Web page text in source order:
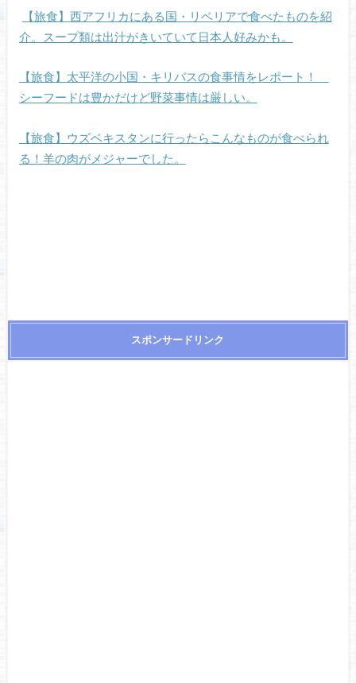
【旅食】西アフリカにある国・リベリアで食べたものを紹
介。スープ類は出汁がきいていて日本人好みかも。
【旅食】太平洋の小国・キリバスの食事情をレポート！
シーフードは豊かだけど野菜事情は厳しい。
【旅食】ウズベキスタンに行ったらこんなものが食べられ
る！羊の肉がメジャーでした。
スポンサードリンク